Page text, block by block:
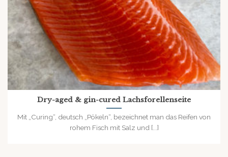
Dry-aged & gin-cured Lachsforellenseite
Mit „Curing“, deutsch „Pökeln“, bezeichnet man das Reifen von
rohem Fisch mit Salz und [...]